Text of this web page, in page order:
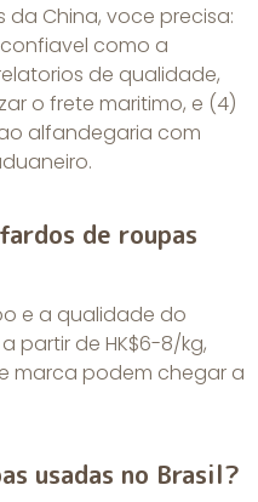
China, voce precisa:
como a
de qualidade,
o frete maritimo, e (4)
alfandegaria com
de roupas
e a qualidade do
partir de HK$6-8/kg,
marca podem chegar a
usadas no Brasil?